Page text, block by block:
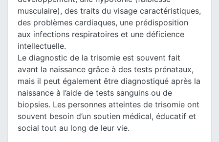
musculaire), des traits du visage caractéristiques,
des problèmes cardiaques, une prédisposition
aux infections respiratoires et une déficience
intellectuelle.
Le diagnostic de la trisomie est souvent fait
avant la naissance grâce à des tests prénataux,
mais il peut également être diagnostiqué après la
naissance à l’aide de tests sanguins ou de
biopsies. Les personnes atteintes de trisomie ont
souvent besoin d’un soutien médical, éducatif et
social tout au long de leur vie.